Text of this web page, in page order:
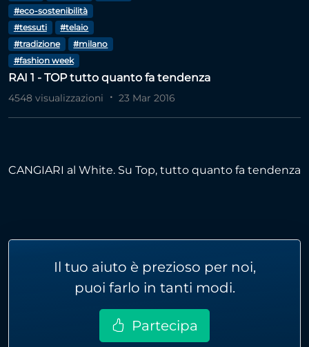
#eco-sostenibilità
#tessuti
#telaio
#tradizione
#milano
#fashion week
RAI 1 - TOP tutto quanto fa tendenza
4548 visualizzazioni 23 Mar 2016
CANGIARI al White. Su Top, tutto quanto fa tendenza
Il tuo aiuto è prezioso per noi,
puoi farlo in tanti modi.
Partecipa